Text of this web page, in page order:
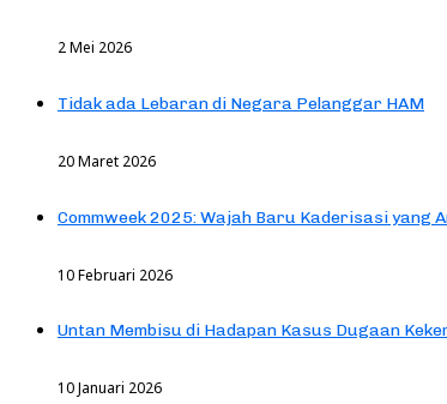
2 Mei 2026
Tidak ada Lebaran di Negara Pelanggar HAM
20 Maret 2026
Commweek 2025: Wajah Baru Kaderisasi yang
10 Februari 2026
Untan Membisu di Hadapan Kasus Dugaan
10 Januari 2026